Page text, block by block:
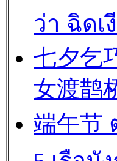
ว่า ฉิดเ
七夕乞
女渡鹊
端午节